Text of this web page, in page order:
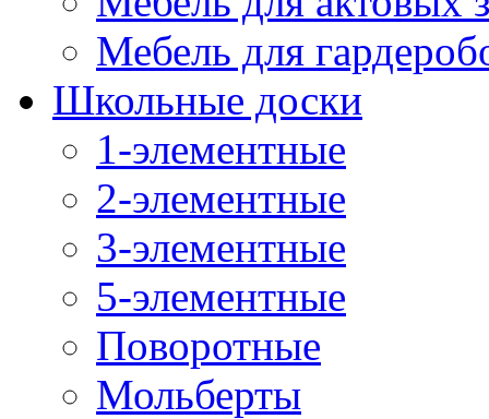
Мебель для
Школьные доски
1-элементные
2-элементные
3-элементные
5-элементные
Поворотные
Мольберты